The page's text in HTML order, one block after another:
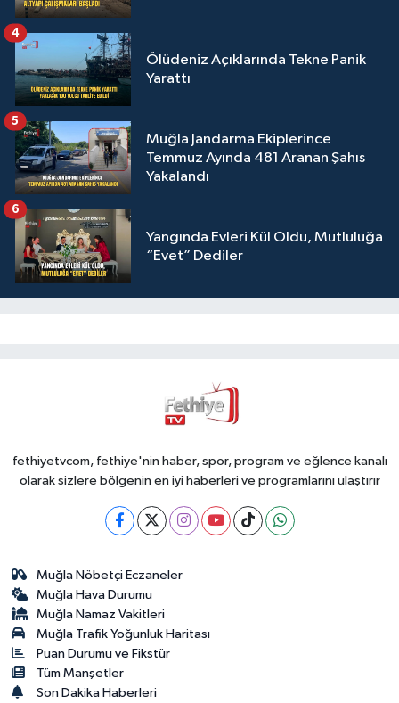
Ölüdeniz Açıklarında Tekne Panik
Yarattı
4
Muğla Jandarma Ekiplerince
Temmuz Ayında 481 Aranan Şahıs
Yakalandı
5
Yangında Evleri Kül Oldu, Mutluluğa
“Evet” Dediler
6
fethiyetvcom, fethiye'nin haber, spor, program ve eğlence kanalı
olarak sizlere bölgenin en iyi haberleri ve programlarını ulaştırır
Muğla Nöbetçi Eczaneler
Muğla Hava Durumu
Muğla Namaz Vakitleri
Muğla Trafik Yoğunluk Haritası
Puan Durumu ve Fikstür
Tüm Manşetler
Son Dakika Haberleri